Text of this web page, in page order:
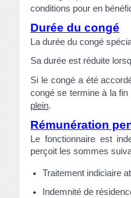
conditions pour en
Durée du congé
La durée du congé
Sa durée est réduite
Si le congé a été
congé se termine à la
plein.
Rémunération
Le fonctionnaire est
perçoit les sommes
Traitement indiciaire
Indemnité de